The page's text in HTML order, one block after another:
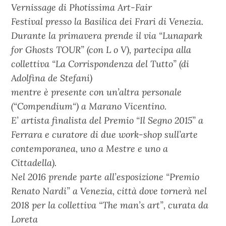
Vernissage di Photissima Art-Fair
Festival presso la Basilica dei Frari di Venezia.
Durante la primavera prende il via “Lunapark
for Ghosts TOUR” (con L o V), partecipa alla
collettiva “La Corrispondenza del Tutto” (di
Adolfina de Stefani)
mentre è presente con un’altra personale
(“Compendium“) a Marano Vicentino.
E’ artista finalista del Premio “Il Segno 2015” a
Ferrara e curatore di due work-shop sull’arte
contemporanea, uno a Mestre e uno a
Cittadella).
Nel 2016 prende parte all’esposizione “Premio
Renato Nardi” a Venezia, città dove tornerà nel
2018 per la collettiva “The man’s art”, curata da
Loreta